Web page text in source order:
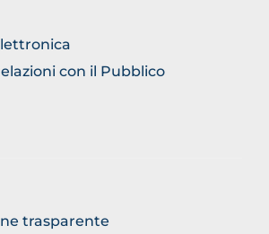
con il Pubblico
trasparente